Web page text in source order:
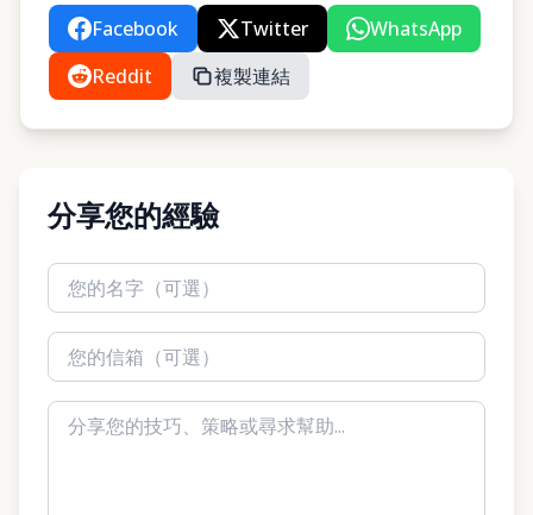
Facebook Twitter
WhatsApp
Reddit
複製連結
分享您的經驗